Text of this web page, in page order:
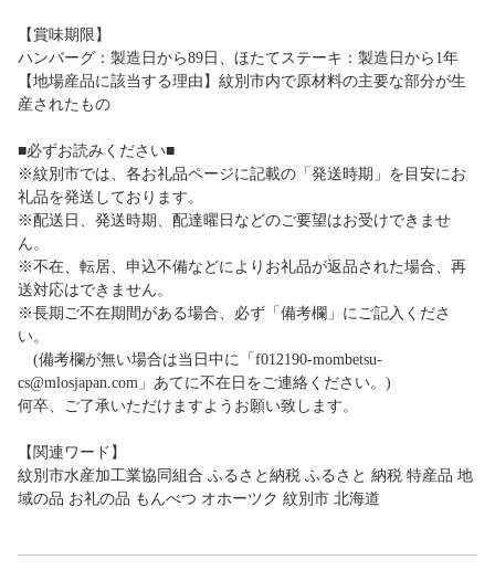
【賞味期限】
ハンバーグ：製造日から89日、ほたてステーキ：製造日から1年
【地場産品に該当する理由】紋別市内で原材料の主要な部分が生
産されたもの
■必ずお読みください■
※紋別市では、各お礼品ページに記載の「発送時期」を目安にお
礼品を発送しております。
※配送日、発送時期、配達曜日などのご要望はお受けできませ
ん。
※不在、転居、申込不備などによりお礼品が返品された場合、再
送対応はできません。
※長期ご不在期間がある場合、必ず「備考欄」にご記入くださ
い。
(備考欄が無い場合は当日中に「f012190-mombetsu-
cs@mlosjapan.com」あてに不在日をご連絡ください。)
何卒、ご了承いただけますようお願い致します。
【関連ワード】
紋別市水産加工業協同組合 ふるさと納税 ふるさと 納税 特産品 地
域の品 お礼の品 もんべつ オホーツク 紋別市 北海道